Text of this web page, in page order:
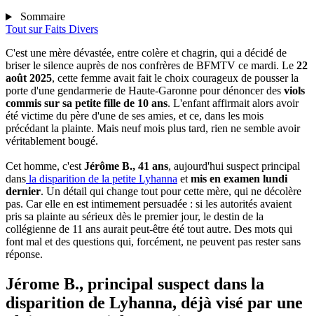
Sommaire
Tout surFaits Divers
C'est une mère dévastée, entre colère et chagrin, qui a décidé de
briser le silence auprès de nos confrères de BFMTV ce mardi. Le 22
août 2025, cette femme avait fait le choix courageux de pousser la
porte d'une gendarmerie de Haute-Garonne pour dénoncer des viols
commis sur sa petite fille de 10 ans. L'enfant affirmait alors avoir
été victime du père d'une de ses amies, et ce, dans les mois
précédant la plainte. Mais neuf mois plus tard, rien ne semble avoir
véritablement bougé.
Cet homme, c'estJérôme B., 41 ans, aujourd'hui suspect principal
dans la disparition de la petite Lyhanna etmis en examen lundi
dernier. Un détail qui change tout pour cette mère, qui ne décolère
pas. Car elle en est intimement persuadée : si les autorités avaient
pris sa plainte au sérieux dès le premier jour, le destin de la
collégienne de 11 ans aurait peut-être été tout autre. Des mots qui
font mal et des questions qui, forcément, ne peuvent pas rester sans
réponse.
Jérome B., principal suspect dans la
disparition de Lyhanna, déjà visé par une